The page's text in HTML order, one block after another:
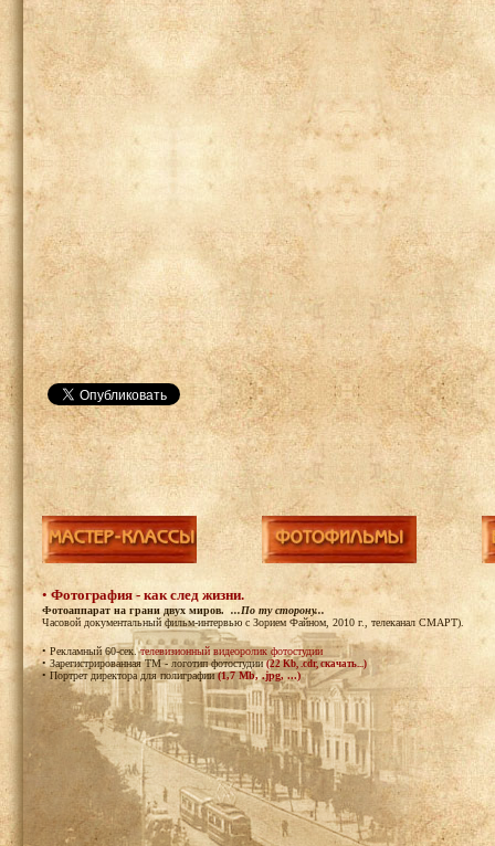
•Фотография - как след жизни.
Фотоаппарат на грани двух миров. ...По ту сторону...
Часовой документальный фильм-интервью с Зорием Файном, 2010 г., телеканал СМАРТ).
• Рекламный 60-сек.телевизионный видеоролик фотостудии
• Зарегистрированная ТМ - логотип фотостудии(22 Kb, .cdr, скачать...)
• Портрет директора для полиграфии(1,7 Mb, .jpg, ...)